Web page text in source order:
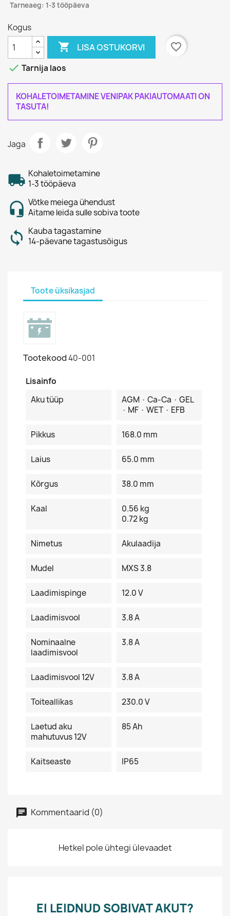
Tarneaeg: 1-3 tööpäeva
Kogus
 LISA OSTUKORVI
favorite_border
 Tarnija laos
KOHALETOIMETAMINE VENIPAK PAKIAUTOMAATI ON
TASUTA!
Jaga
Kohaletoimetamine
1-3 tööpäeva
Võtke meiega ühendust
Aitame leida sulle sobiva toote
Kauba tagastamine
14-päevane tagastusõigus
Toote üksikasjad
Tootekood40-001
Lisainfo
Aku tüüp
AGM · Ca-Ca · GEL
· MF · WET · EFB
Pikkus 168.0 mm
Laius 65.0 mm
Kõrgus 38.0 mm
Kaal
0.56 kg
0.72 kg
Nimetus Akulaadija
Mudel MXS 3.8
Laadimispinge 12.0 V
Laadimisvool 3.8 A
Nominaalne
laadimisvool
3.8 A
Laadimisvool 12V 3.8 A
Toiteallikas 230.0 V
Laetud aku
mahutuvus 12V
85 Ah
Kaitseaste IP65
Kommentaarid (0)
Hetkel pole ühtegi ülevaadet
EI LEIDNUD SOBIVAT AKUT?